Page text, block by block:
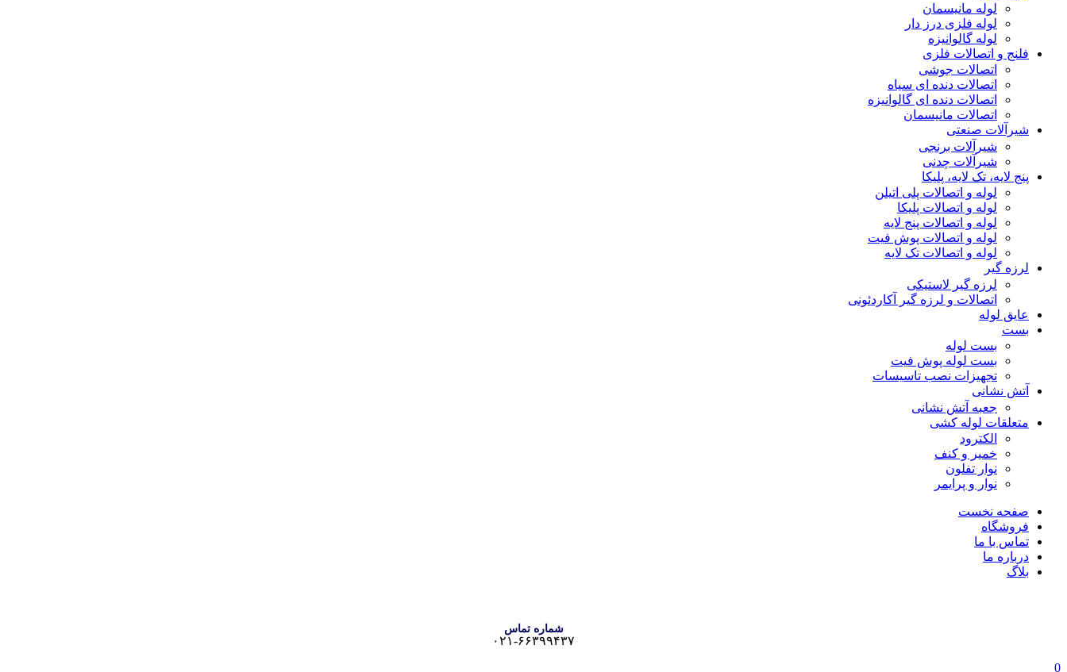
لوله مانیسمان
لوله فلزی درز دار
لوله گالوانیزه
فلنج و اتصالات فلزی
اتصالات جوشی
اتصالات دنده ای سیاه
اتصالات دنده ای گالوانیزه
اتصالات مانیسمان
شیرآلات صنعتی
شیرآلات برنجی
شیرآلات چدنی
پنج لایه، تک لایه، پلیکا
لوله و اتصالات پلی اتیلن
لوله و اتصالات پلیکا
لوله و اتصالات پنج لایه
لوله و اتصالات پوش فیت
لوله و اتصالات تک لایه
لرزه گیر
لرزه گیر لاستیکی
اتصالات و لرزه گیر آکاردئونی
عایق لوله
بست
بست لوله
بست لوله پوش فیت
تجهیزات نصب تاسیسات
آتش نشانی
جعبه آتش نشانی
متعلقات لوله کشی
الکترود
خمیر و کنف
نوار تفلون
نوار و پرایمر
صفحه نخست
فروشگاه
تماس با ما
درباره ما
بلاگ
شماره تماس
۰۲۱-۶۶۳۹۹۴۳۷
0